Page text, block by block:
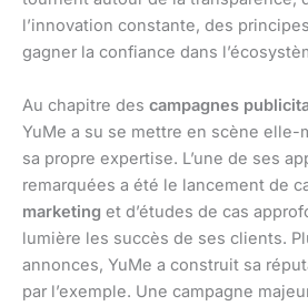
l’innovation constante, des
gagner la confiance dans
Au chapitre des campagnes
YuMe a su se mettre en scène elle-
sa propre expertise. L’une de ses
remarquées a été le lancement de
marketing et d’études de cas
lumière les succès de ses clients.
annonces, YuMe a construit sa
par l’exemple. Une campagne